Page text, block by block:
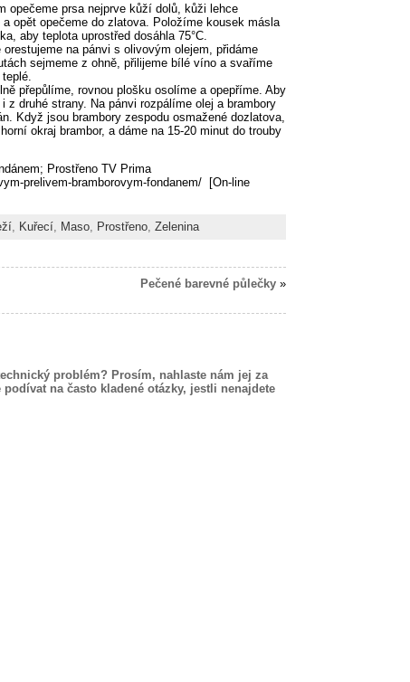
opečeme prsa nejprve kůží dolů, kůži lehce
opět opečeme do zlatova. Položíme kousek másla
aby teplota uprostřed dosáhla 75°C.
na pánvi s olivovým olejem, přidáme
sejmeme z ohně, přilijeme bílé víno a svaříme
přepůlíme, rovnou plošku osolíme a opepříme. Aby
druhé strany. Na pánvi rozpálíme olej a brambory
Když jsou brambory zespodu osmažené dozlatova,
okraj brambor, a dáme na 15-20 minut do trouby
Prostřeno TV Prima
prelivem-bramborovym-fondanem/ [On-line
, Kuřecí, Maso, Prostřeno, Zelenina
Pečené barevné půlečky »
problém? Prosím, nahlaste nám jej za
na často kladené otázky, jestli nenajdete